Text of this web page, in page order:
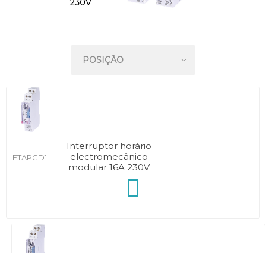
ETAPCD1
Interruptor horário
electromecânico
modular 16A 230V